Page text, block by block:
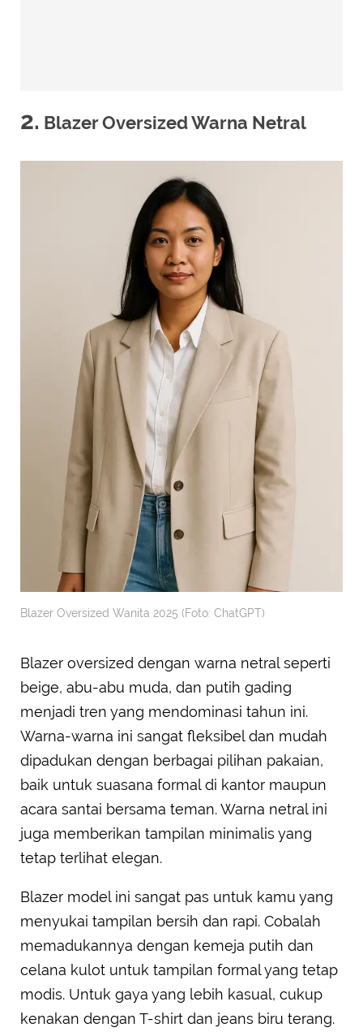
2. Blazer Oversized Warna Netral
Blazer Oversized Wanita 2025 (Foto: ChatGPT)
Blazer oversized dengan warna netral seperti
beige, abu-abu muda, dan putih gading
menjadi tren yang mendominasi tahun ini.
Warna-warna ini sangat fleksibel dan mudah
dipadukan dengan berbagai pilihan pakaian,
baik untuk suasana formal di kantor maupun
acara santai bersama teman. Warna netral ini
juga memberikan tampilan minimalis yang
tetap terlihat elegan.
Blazer model ini sangat pas untuk kamu yang
menyukai tampilan bersih dan rapi. Cobalah
memadukannya dengan kemeja putih dan
celana kulot untuk tampilan formal yang tetap
modis. Untuk gaya yang lebih kasual, cukup
kenakan dengan T-shirt dan jeans biru terang.